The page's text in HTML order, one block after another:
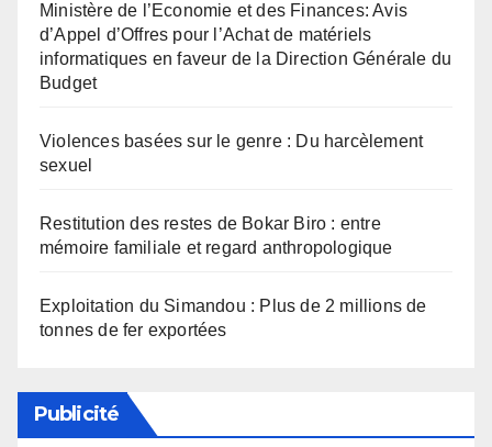
Ministère de l’Economie et des Finances: Avis
d’Appel d’Offres pour l’Achat de matériels
informatiques en faveur de la Direction Générale du
Budget
Violences basées sur le genre : Du harcèlement
sexuel
Restitution des restes de Bokar Biro : entre
mémoire familiale et regard anthropologique
Exploitation du Simandou : Plus de 2 millions de
tonnes de fer exportées
Publicité